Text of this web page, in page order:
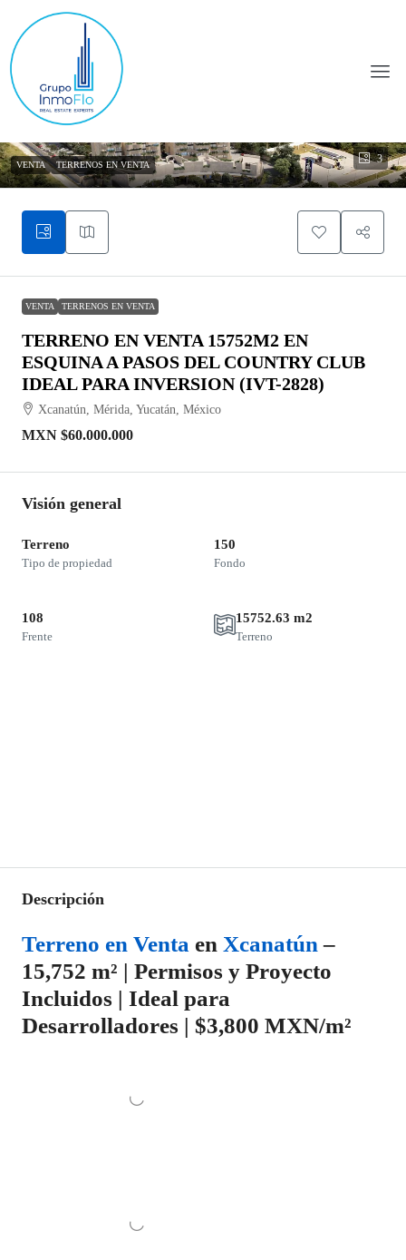
3
VENTA TERRENOS EN VENTA
VENTA TERRENOS EN VENTA
TERRENO EN VENTA 15752M2 EN
ESQUINA A PASOS DEL COUNTRY CLUB
IDEAL PARA INVERSION (IVT-2828)
Xcanatún, Mérida, Yucatán, México
MXN $60.000.000
Visión general
Terreno
Tipo de propiedad
150
Fondo
108
Frente
15752.63 m2
Terreno
Descripción
Terreno en Venta en Xcanatún –
15,752 m² | Permisos y Proyecto
Incluidos | Ideal para
Desarrolladores | $3,800 MXN/m²